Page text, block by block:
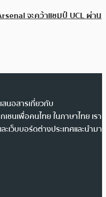
จะคว้าแชมป์ UCL ผ่าน
นอสารเกี่ยวกับ
ชนเพื่อคนไทย ในภาษาไทย เรา
เว็บบอร์ดต่างประเทศและนำมา